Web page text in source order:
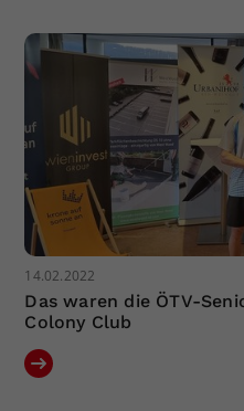
14.02.2022
Das waren die ÖTV-
Colony Club